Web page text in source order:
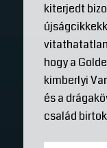
kiterjedt
hogy a
kimberlyi
és a
család